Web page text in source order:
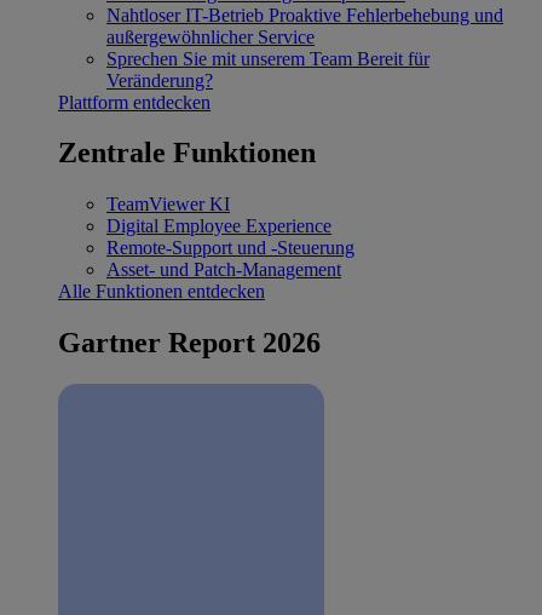
Nahtloser IT-Betrieb Proaktive Fehlerbehebung und
außergewöhnlicher Service
Sprechen Sie mit unserem Team Bereit für
Veränderung?
Plattform entdecken
Zentrale Funktionen
TeamViewer KI
Digital Employee Experience
Remote-Support und -Steuerung
Asset- und Patch-Management
Alle Funktionen entdecken
Gartner Report 2026